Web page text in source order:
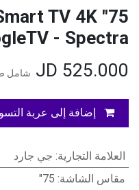
Smart TV 4K
- Spectra+
525.000
شامل
إضافة إلى عربة
العلامة التجارية: جي جارد
مقاس الشاشة:
75"